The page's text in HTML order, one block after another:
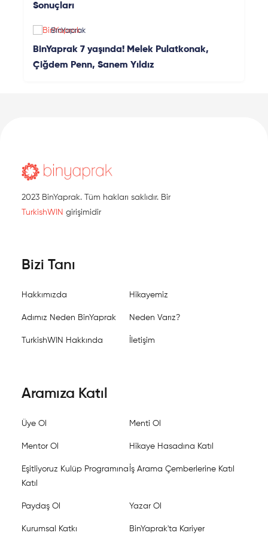
Sonuçları
BinYaprak
BinYaprak 7 yaşında! Melek Pulatkonak,
Çiğdem Penn, Sanem Yıldız
2023 BinYaprak. Tüm hakları saklıdır. Bir
TurkishWIN girişimidir
Bizi Tanı
Hakkımızda Hikayemiz
Adımız Neden BinYaprak Neden Varız?
TurkishWIN Hakkında İletişim
Aramıza Katıl
Üye Ol Menti Ol
Mentor Ol Hikaye Hasadına Katıl
Eşitliyoruz Kulüp Programına
Katıl
İş Arama Çemberlerine Katıl
Paydaş Ol Yazar Ol
Kurumsal Katkı BinYaprak'ta Kariyer